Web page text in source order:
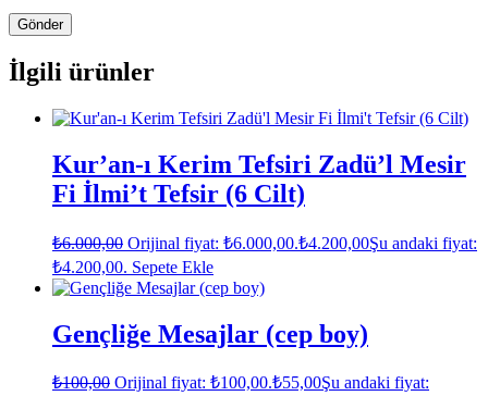
İlgili ürünler
Kur’an-ı Kerim Tefsiri Zadü’l Mesir
Fi İlmi’t Tefsir (6 Cilt)
₺6.000,00 Orijinal fiyat: ₺6.000,00.₺4.200,00Şu andaki fiyat:
₺4.200,00. Sepete Ekle
Gençliğe Mesajlar (cep boy)
₺100,00 Orijinal fiyat: ₺100,00.₺55,00Şu andaki fiyat: